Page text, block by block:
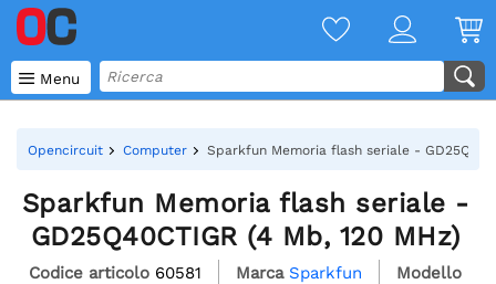
 Menu
Opencircuit Computer Sparkfun Memoria flash seriale -
Sparkfun Memoria flash seriale -
GD25Q40CTIGR (4 Mb, 120 MHz)
Codice articolo 60581 Marca Sparkfun
Modello